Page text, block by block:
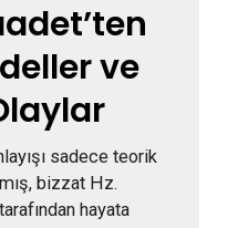
ve
sadece teorik
bizzat Hz.
hayata